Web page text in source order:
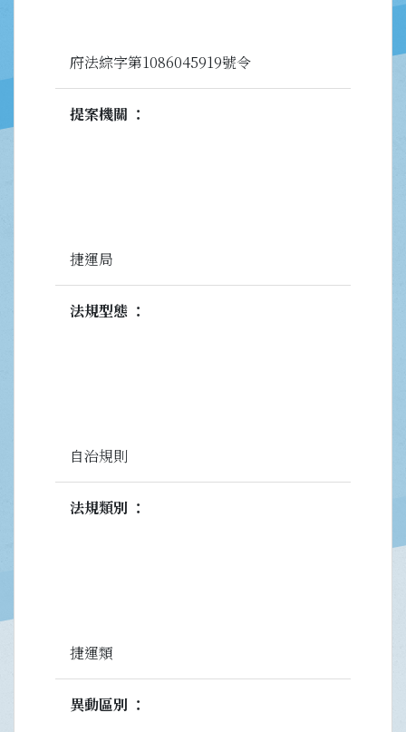
府法綜字第1086045919號令
提案機關
捷運局
法規型態
自治規則
法規類別
捷運類
異動區別